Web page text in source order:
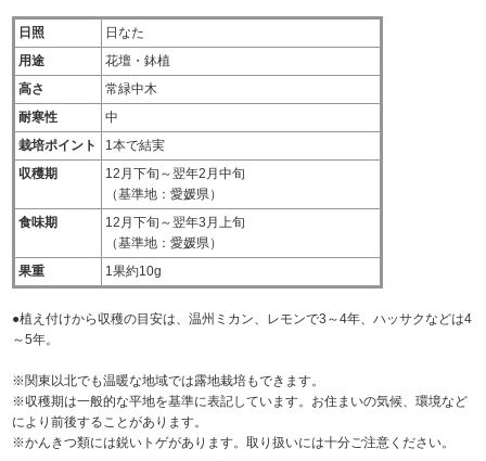
日照
日なた
用途
花壇・鉢植
高さ
常緑中木
耐寒性
中
栽培ポイント
1本で結実
収穫期
12月下旬～翌年2月中旬
（基準地：愛媛県）
食味期
12月下旬～翌年3月上旬
（基準地：愛媛県）
果重
1果約10g
●植え付けから収穫の目安は、温州ミカン、レモンで3～4年、ハッサクなどは4
～5年。
※関東以北でも温暖な地域では露地栽培もできます。
※収穫期は一般的な平地を基準に表記しています。お住まいの気候、環境など
により前後することがあります。
※かんきつ類には鋭いトゲがあります。取り扱いには十分ご注意ください。